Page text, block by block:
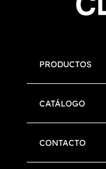
PRODUCTOS
CATÁLOGO
CONTACTO